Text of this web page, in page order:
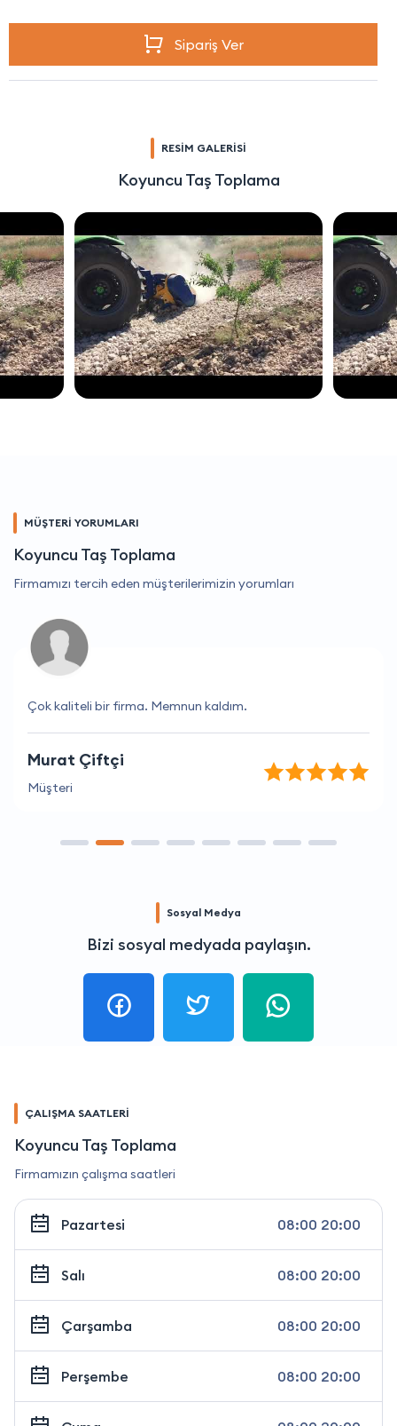
Sipariş Ver
RESİM GALERİSİ
Koyuncu Taş Toplama
MÜŞTERİ YORUMLARI
Koyuncu Taş Toplama
Firmamızı tercih eden müşterilerimizin yorumları
Çok kaliteli bir firma. Memnun kaldım.
Murat Çiftçi
Müşteri
Sosyal Medya
Bizi sosyal medyada paylaşın.
ÇALIŞMA SAATLERİ
Koyuncu Taş Toplama
Firmamızın çalışma saatleri
Pazartesi 08:00 20:00
Salı 08:00 20:00
Çarşamba 08:00 20:00
Perşembe 08:00 20:00